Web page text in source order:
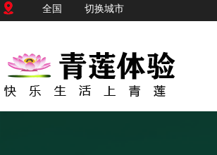
全国 切换城市